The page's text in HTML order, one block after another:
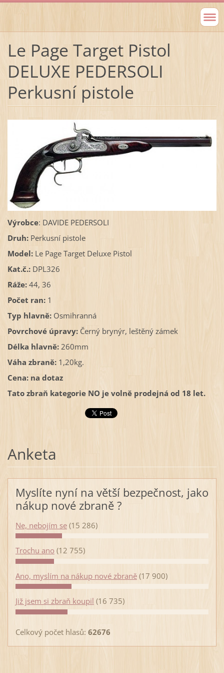
Le Page Target Pistol
DELUXE PEDERSOLI
Perkusní pistole
Výrobce: DAVIDE PEDERSOLI
Druh: Perkusní pistole
Model: Le Page Target Deluxe Pistol
Kat.č.:DPL326
Ráže:44, 36
Počet ran:1
Typ hlavně:Osmihranná
Povrchové úpravy: Černý brynýr, leštěný zámek
Délka hlavně: 260mm
Váha zbraně: 1,20kg.
Cena: na dotaz
Tato zbraň kategorie NO je volně prodejná od 18 let.
Anketa
Myslíte nyní na větší bezpečnost, jako
nákup nové zbraně ?
Ne, nebojím se (15 286)
Trochu ano (12 755)
Ano, myslím na nákup nové zbraně (17 900)
Již jsem si zbraň koupil (16 735)
Celkový počet hlasů: 62676